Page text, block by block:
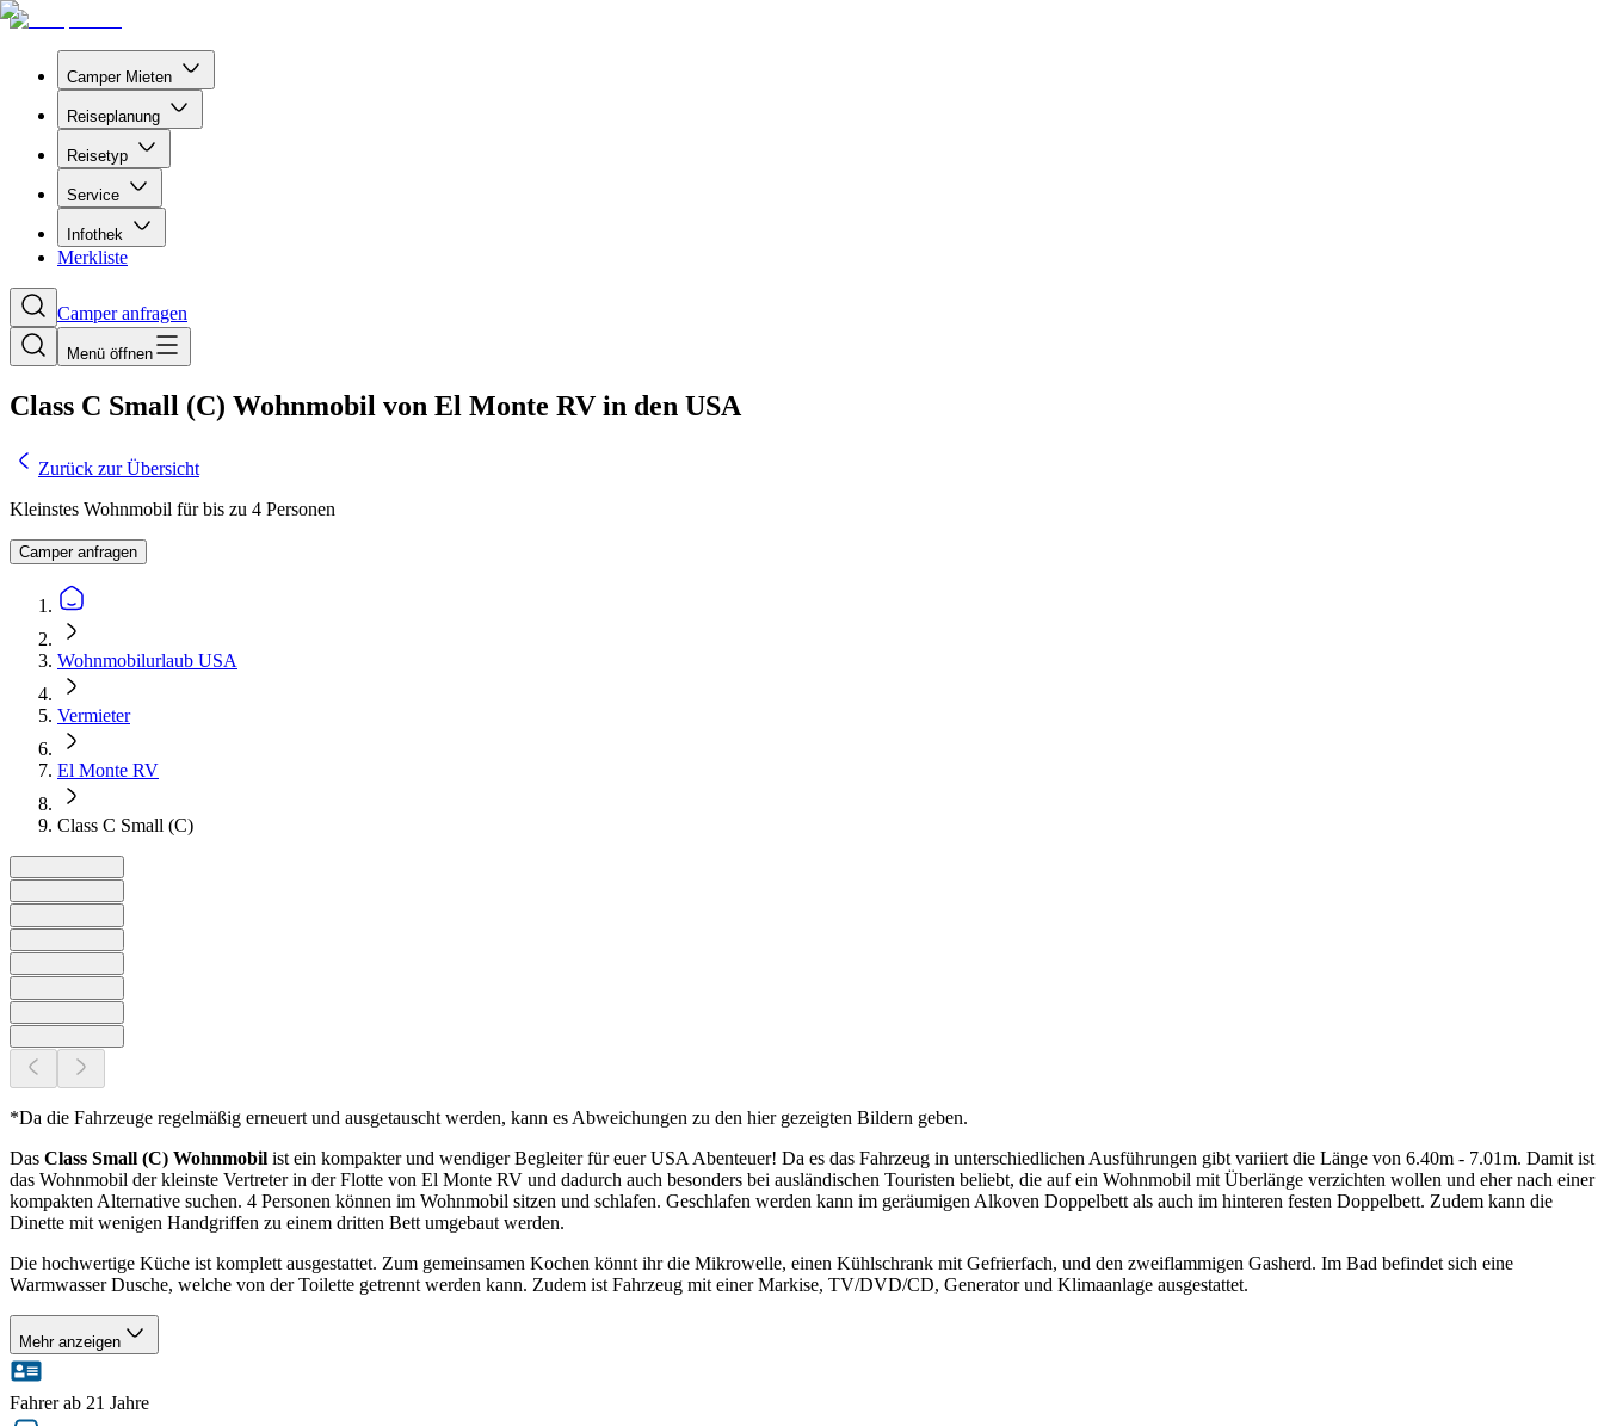
Camper Mieten
Reiseplanung
Reisetyp
Service
Infothek
Merkliste
Camper anfragen
Menü öffnen
Class C Small (C) Wohnmobil von El Monte RV in den USA
Zurück zur Übersicht
Kleinstes Wohnmobil für bis zu 4 Personen
Camper anfragen
Wohnmobilurlaub USA
Vermieter
El Monte RV
Class C Small (C)
*Da die Fahrzeuge regelmäßig erneuert und ausgetauscht werden, kann es Abweichungen zu den hier gezeigten Bildern geben.
Das Class Small (C) Wohnmobil ist ein kompakter und wendiger Begleiter für euer USA Abenteuer! Da es das Fahrzeug in unterschiedlichen Ausführungen gibt variiert die Länge von 6.40m - 7.01m. Damit ist
das Wohnmobil der kleinste Vertreter in der Flotte von El Monte RV und dadurch auch besonders bei ausländischen Touristen beliebt, die auf ein Wohnmobil mit Überlänge verzichten wollen und eher nach einer
kompakten Alternative suchen. 4 Personen können im Wohnmobil sitzen und schlafen. Geschlafen werden kann im geräumigen Alkoven Doppelbett als auch im hinteren festen Doppelbett. Zudem kann die
Dinette mit wenigen Handgriffen zu einem dritten Bett umgebaut werden.
Die hochwertige Küche ist komplett ausgestattet. Zum gemeinsamen Kochen könnt ihr die Mikrowelle, einen Kühlschrank mit Gefrierfach, und den zweiflammigen Gasherd. Im Bad befindet sich eine
Warmwasser Dusche, welche von der Toilette getrennt werden kann. Zudem ist Fahrzeug mit einer Markise, TV/DVD/CD, Generator und Klimaanlage ausgestattet.
Mehr anzeigen
Fahrer ab 21 Jahre